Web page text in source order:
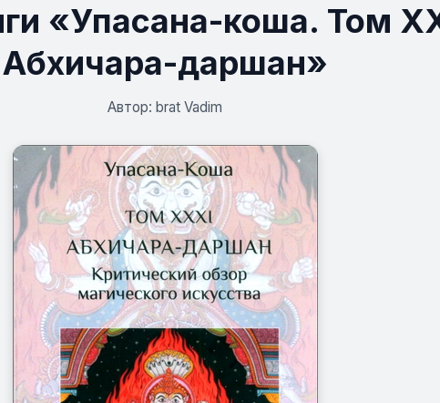
«Упасана-коша. Том
Абхичара-даршан»
Автор: brat Vadim